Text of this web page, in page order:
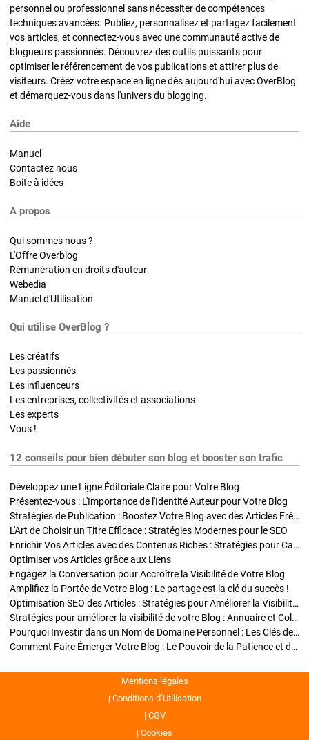
personnel ou professionnel sans nécessiter de compétences
techniques avancées. Publiez, personnalisez et partagez facilement
vos articles, et connectez-vous avec une communauté active de
blogueurs passionnés. Découvrez des outils puissants pour
optimiser le référencement de vos publications et attirer plus de
visiteurs. Créez votre espace en ligne dès aujourd'hui avec OverBlog
et démarquez-vous dans l'univers du blogging.
Aide
Manuel
Contactez nous
Boite à idées
A propos
Qui sommes nous ?
L'Offre Overblog
Rémunération en droits d'auteur
Webedia
Manuel d'Utilisation
Qui utilise OverBlog ?
Les créatifs
Les passionnés
Les influenceurs
Les entreprises, collectivités et associations
Les experts
Vous !
12 conseils pour bien débuter son blog et booster son trafic
Développez une Ligne Éditoriale Claire pour Votre Blog
Présentez-vous : L'Importance de l'Identité Auteur pour Votre Blog
Stratégies de Publication : Boostez Votre Blog avec des Articles Fréquents et Exclusifs
L'Art de Choisir un Titre Efficace : Stratégies Modernes pour le SEO
Enrichir Vos Articles avec des Contenus Riches : Stratégies pour Captiver et Optimiser
Optimiser vos Articles grâce aux Liens
Engagez la Conversation pour Accroître la Visibilité de Votre Blog
Amplifiez la Portée de Votre Blog : Le partage est la clé du succès !
Optimisation SEO des Articles : Stratégies pour Améliorer la Visibilité de Votre Blog
Stratégies pour améliorer la visibilité de votre Blog : Annuaire et Collaborations
Pourquoi Investir dans un Nom de Domaine Personnel : Les Clés de la Réussite de Votre Blog
Comment Faire Émerger Votre Blog : Le Pouvoir de la Patience et de la Persévérance
Mentions légales
Conditions d’Utilisation
CGV
Cookies